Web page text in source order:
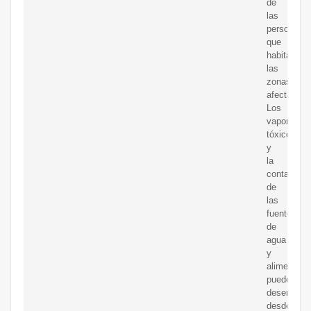
de
las
personas
que
habitan
las
zonas
afectadas.
Los
vapores
tóxicos
y
la
de
las
fuentes
de
agua
y
alimentos
pueden
desde